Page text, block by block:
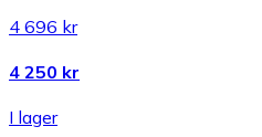
4 696 kr
4 250 kr
I lager